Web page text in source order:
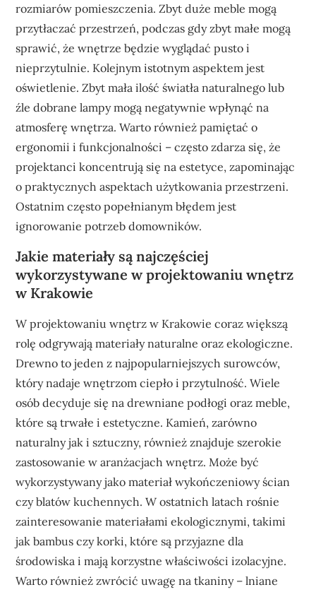
rozmiarów pomieszczenia. Zbyt duże meble mogą
przytłaczać przestrzeń, podczas gdy zbyt małe mogą
sprawić, że wnętrze będzie wyglądać pusto i
nieprzytulnie. Kolejnym istotnym aspektem jest
oświetlenie. Zbyt mała ilość światła naturalnego lub
źle dobrane lampy mogą negatywnie wpłynąć na
atmosferę wnętrza. Warto również pamiętać o
ergonomii i funkcjonalności – często zdarza się, że
projektanci koncentrują się na estetyce, zapominając
o praktycznych aspektach użytkowania przestrzeni.
Ostatnim często popełnianym błędem jest
ignorowanie potrzeb domowników.
Jakie materiały są najczęściej
wykorzystywane w projektowaniu wnętrz
w Krakowie
W projektowaniu wnętrz w Krakowie coraz większą
rolę odgrywają materiały naturalne oraz ekologiczne.
Drewno to jeden z najpopularniejszych surowców,
który nadaje wnętrzom ciepło i przytulność. Wiele
osób decyduje się na drewniane podłogi oraz meble,
które są trwałe i estetyczne. Kamień, zarówno
naturalny jak i sztuczny, również znajduje szerokie
zastosowanie w aranżacjach wnętrz. Może być
wykorzystywany jako materiał wykończeniowy ścian
czy blatów kuchennych. W ostatnich latach rośnie
zainteresowanie materiałami ekologicznymi, takimi
jak bambus czy korki, które są przyjazne dla
środowiska i mają korzystne właściwości izolacyjne.
Warto również zwrócić uwagę na tkaniny – lniane